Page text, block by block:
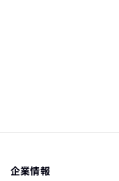
が遅れる場合が
企業情報